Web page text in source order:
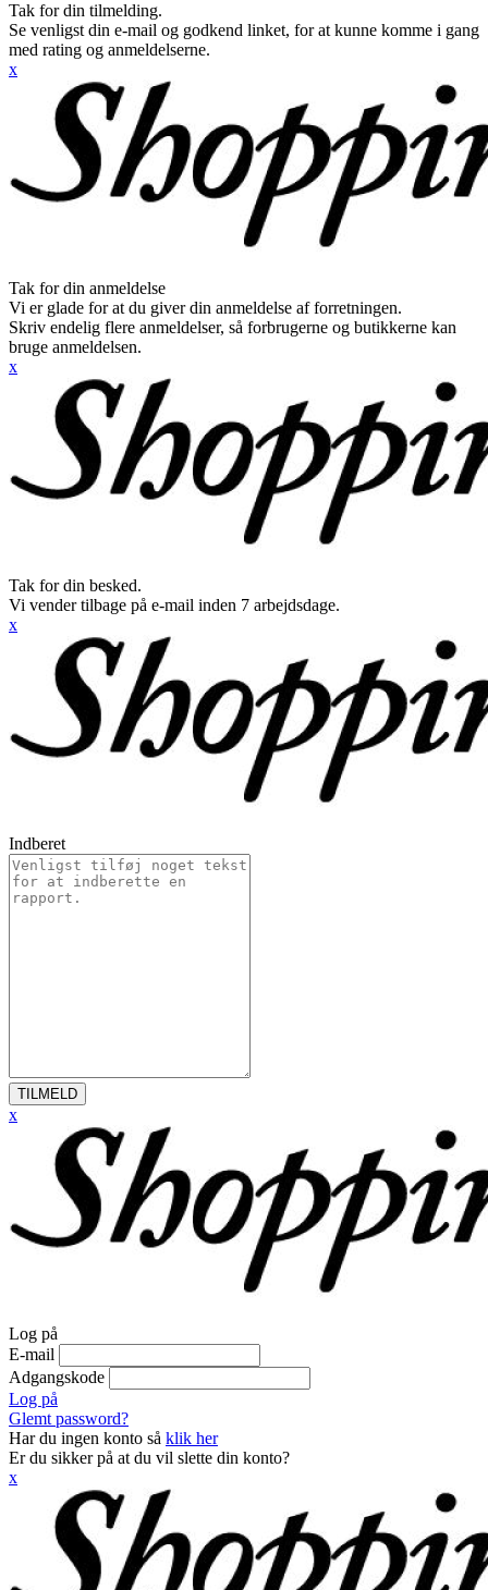
Tak for din tilmelding.
Se venligst din e-mail og godkend linket, for at kunne komme i gang
med rating og anmeldelserne.
x
Tak for din anmeldelse
Vi er glade for at du giver din anmeldelse af forretningen.
Skriv endelig flere anmeldelser, så forbrugerne og butikkerne kan
bruge anmeldelsen.
x
Tak for din besked.
Vi vender tilbage på e-mail inden 7 arbejdsdage.
x
Indberet
TILMELD
x
Log på
E-mail
Adgangskode
Log på
Glemt password?
Har du ingen konto så klik her
Er du sikker på at du vil slette din konto?
x